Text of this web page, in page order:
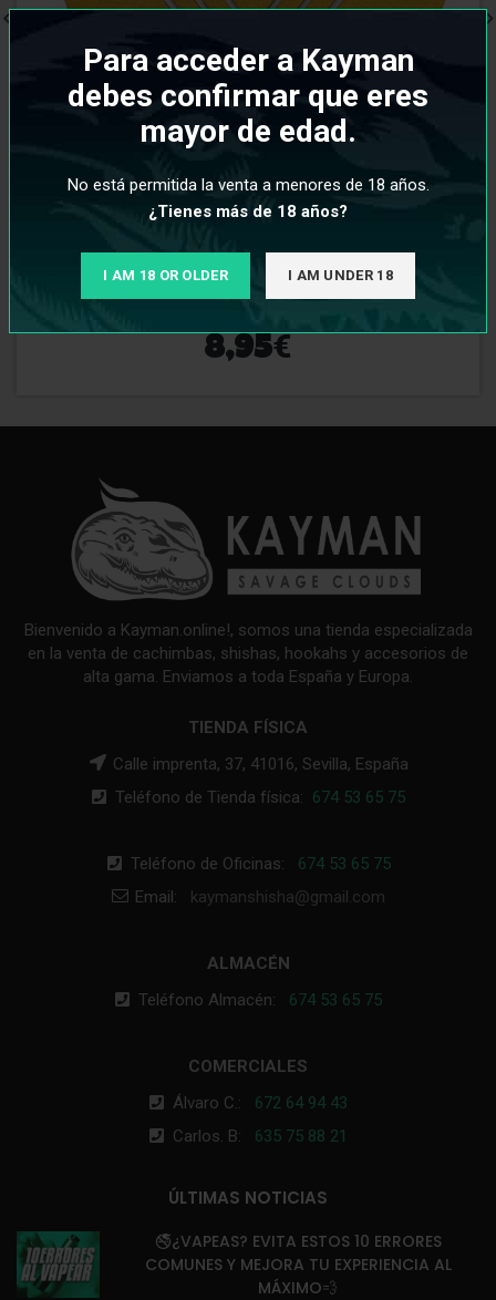
Para acceder a Kayman
debes confirmar que eres
mayor de edad.
No está permitida la venta a menores de 18 años.
¿Tienes más de 18 años?
I AM 18 OR OLDER I AM UNDER 18
8,95€
Bienvenido a Kayman.online!, somos una tienda especializada
en la venta de cachimbas, shishas, hookahs y accesorios de
alta gama. Enviamos a toda España y Europa.
TIENDA FÍSICA
Calle imprenta, 37, 41016, Sevilla, España
Teléfono de Tienda física: 674 53 65 75
Teléfono de Oficinas: 674 53 65 75
Email: kaymanshisha@gmail.com
ALMACÉN
Teléfono Almacén: 674 53 65 75
COMERCIALES
Álvaro C.: 672 64 94 43
Carlos. B: 635 75 88 21
ÚLTIMAS NOTICIAS
🚭¿VAPEAS? EVITA ESTOS 10 ERRORES
COMUNES Y MEJORA TU EXPERIENCIA AL
MÁXIMO💨